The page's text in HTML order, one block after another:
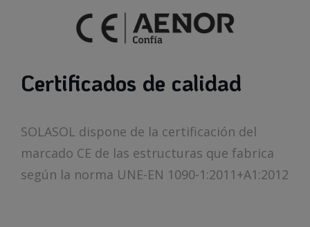
Certificados de calidad
SOLASOL dispone de la certificación del
marcado CE de las estructuras que fabrica
según la norma UNE-EN 1090-1:2011+A1:2012